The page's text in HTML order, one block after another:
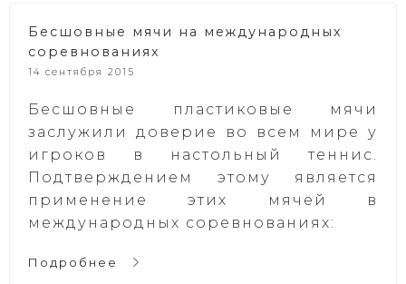
Бесшовные мячи на международных
соревнованиях
14 сентября 2015
Бесшовные пластиковые мячи
заслужили доверие во всем мире у
игроков в настольный теннис.
Подтверждением этому является
применение этих мячей в
международных соревнованиях:
Подробнее